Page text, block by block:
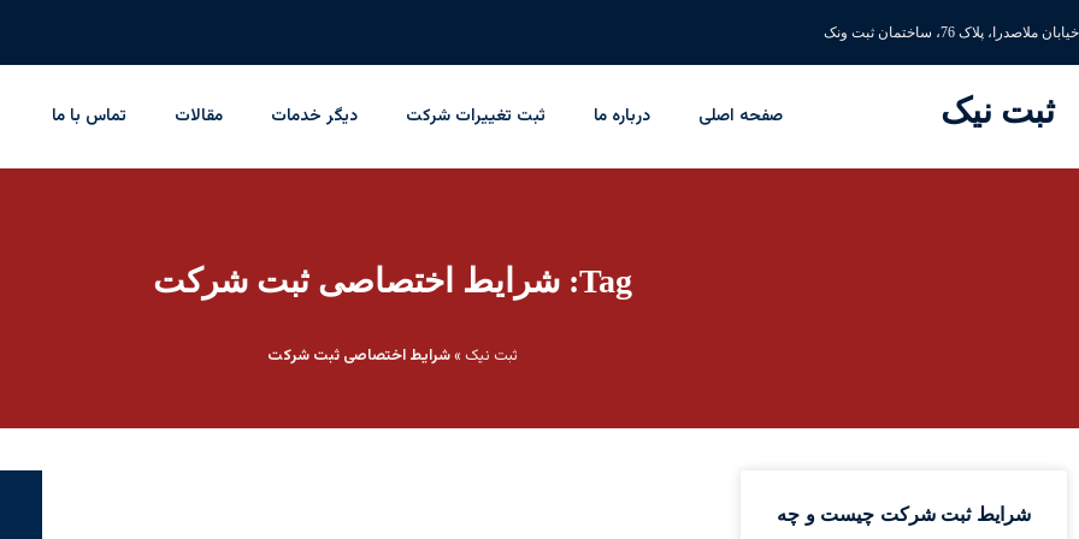
خیابان ملاصدرا، پلاک 76، ساختمان ثبت ونک
ثبت نیک صفحه اصلی درباره ما ثبت تغییرات شرکت دیگر خدمات مقالات تماس با ما
Tag: شرایط اختصاصی ثبت شرکت
ثبت نیک »شرایط اختصاصی ثبت شرکت
شرایط ثبت شرکت چیست و چه